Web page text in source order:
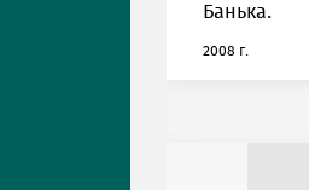
Банька.
2008 г.